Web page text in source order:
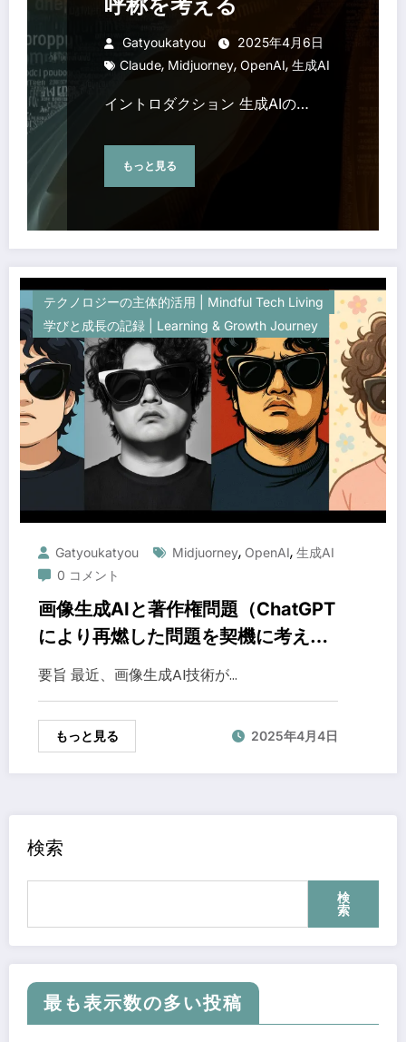
Gatyoukatyou
2025年4月6日
Claude, Midjuorney, OpenAI, 生成AI
イントロダクション 生成AIの…
もっと見る
テクノロジーの主体的活用 | Mindful Tech Living
学びと成長の記録 | Learning & Growth Journey
Gatyoukatyou Midjuorney, OpenAI, 生成AI
0 コメント
画像生成AIと著作権問題（ChatGPT
により再燃した問題を契機に考え
る）
要旨 最近、画像生成AI技術が…
もっと見る 2025年4月4日
検索
検
索
最も表示数の多い投稿